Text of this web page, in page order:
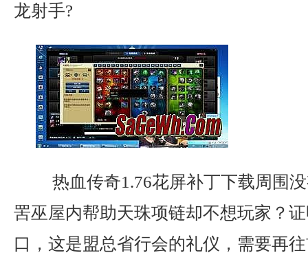
龙射手?
热血传奇1.76花屏补丁下载周围
罟巫屋内帮助天珠项链却不想玩家？
口，这是盟总省行会的礼仪，需要再